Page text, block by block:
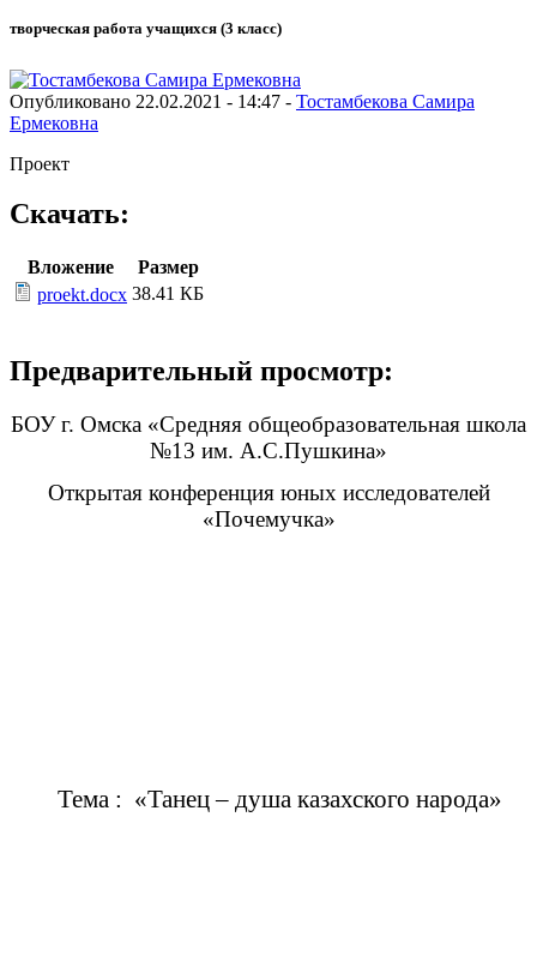
творческая работа учащихся (3 класс)
Опубликовано 22.02.2021 - 14:47 - Тостамбекова Самира
Ермековна
Проект
Скачать:
Вложение
Размер
proekt.docx 38.41 КБ
Предварительный просмотр:
БОУ г. Омска «Средняя общеобразовательная школа
№13 им. А.С.Пушкина»
Открытая конференция юных исследователей
«Почемучка»
Тема : «Танец – душа казахского народа»